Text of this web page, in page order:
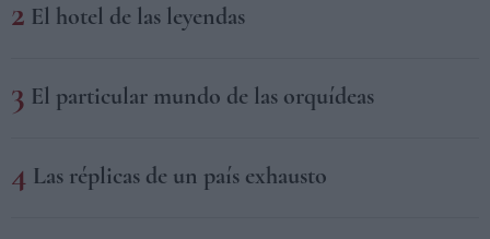
El hotel de las leyendas
El particular mundo de las orquídeas
Las réplicas de un país exhausto